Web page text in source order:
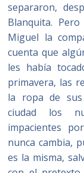
separaron,
Blanquita.
Miguel la
cuenta que
les había
primavera, las
la ropa de sus
ciudad los
impacientes
nunca cambia,
es la misma,